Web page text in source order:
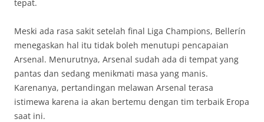
tepat.
Meski ada rasa sakit setelah final Liga Champions, Bellerín
menegaskan hal itu tidak boleh menutupi pencapaian
Arsenal. Menurutnya, Arsenal sudah ada di tempat yang
pantas dan sedang menikmati masa yang manis.
Karenanya, pertandingan melawan Arsenal terasa
istimewa karena ia akan bertemu dengan tim terbaik Eropa
saat ini.